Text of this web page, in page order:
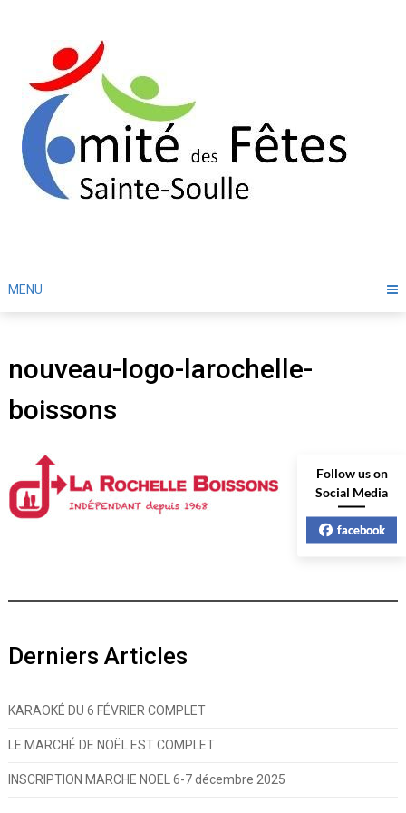
MENU
nouveau-logo-larochelle-
boissons
Derniers Articles
KARAOKÉ DU 6 FÉVRIER COMPLET
LE MARCHÉ DE NOËL EST COMPLET
INSCRIPTION MARCHE NOEL 6-7 décembre 2025
Follow us on
Social Media
facebook